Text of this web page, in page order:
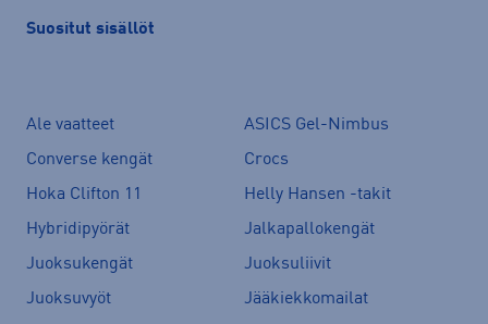
Suositut sisällöt
Ale vaatteet
ASICS Gel-Nimbus
Converse kengät
Crocs
Hoka Clifton 11
Helly Hansen -takit
Hybridipyörät
Jalkapallokengät
Juoksukengät
Juoksuliivit
Juoksuvyöt
Jääkiekkomailat